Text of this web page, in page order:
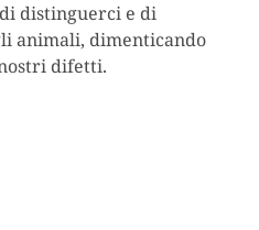
distinguerci e di
animali, dimenticando
difetti.